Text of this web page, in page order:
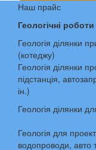
Наш прайс
Геологічні роботи
Геологія ділянки
(котеджу)
Геологія ділянки
підстанція,
ін.)
Геологія ділянки
Геологія для
водопроводи, авто